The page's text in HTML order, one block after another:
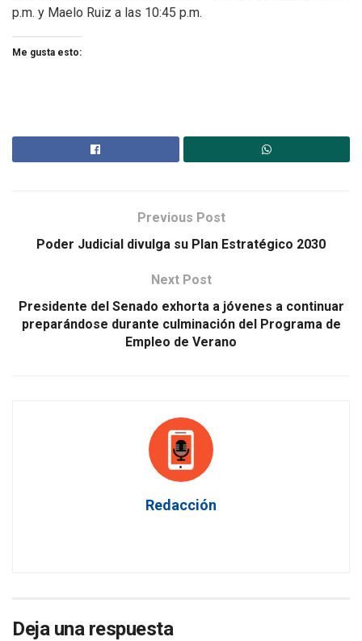
p.m. y Maelo Ruiz a las 10:45 p.m.
Me gusta esto:
Previous Post
Poder Judicial divulga su Plan Estratégico 2030
Next Post
Presidente del Senado exhorta a jóvenes a continuar
preparándose durante culminación del Programa de
Empleo de Verano
Redacción
Deja una respuesta